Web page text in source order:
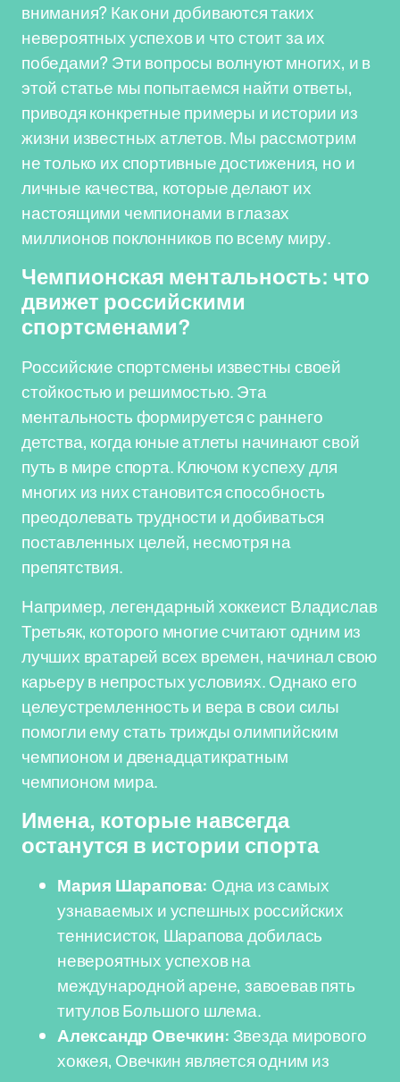
внимания? Как они добиваются таких
невероятных успехов и что стоит за их
победами? Эти вопросы волнуют многих, и в
этой статье мы попытаемся найти ответы,
приводя конкретные примеры и истории из
жизни известных атлетов. Мы рассмотрим
не только их спортивные достижения, но и
личные качества, которые делают их
настоящими чемпионами в глазах
миллионов поклонников по всему миру.
Чемпионская ментальность: что
движет российскими
спортсменами?
Российские спортсмены известны своей
стойкостью и решимостью. Эта
ментальность формируется с раннего
детства, когда юные атлеты начинают свой
путь в мире спорта. Ключом к успеху для
многих из них становится способность
преодолевать трудности и добиваться
поставленных целей, несмотря на
препятствия.
Например, легендарный хоккеист Владислав
Третьяк, которого многие считают одним из
лучших вратарей всех времен, начинал свою
карьеру в непростых условиях. Однако его
целеустремленность и вера в свои силы
помогли ему стать трижды олимпийским
чемпионом и двенадцатикратным
чемпионом мира.
Имена, которые навсегда
останутся в истории спорта
Мария Шарапова: Одна из самых
узнаваемых и успешных российских
теннисисток, Шарапова добилась
невероятных успехов на
международной арене, завоевав пять
титулов Большого шлема.
Александр Овечкин: Звезда мирового
хоккея, Овечкин является одним из